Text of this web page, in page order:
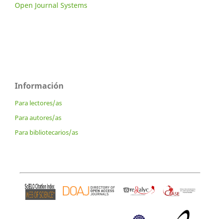
Open Journal Systems
Información
Para lectores/as
Para autores/as
Para bibliotecarios/as